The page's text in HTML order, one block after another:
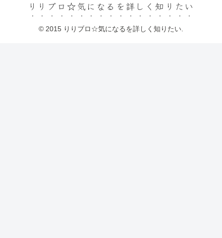
りりブロ☆気になるを詳しく知りたい
© 2015 りりブロ☆気になるを詳しく知りたい.